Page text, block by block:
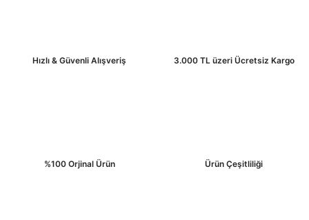
Ürün fiyatı diğer sitelerden daha pahalı.
Hızlı & Güvenli Alışveriş 3.000 TL üzeri Ücretsiz Kargo
%100 Orjinal Ürün Ürün Çeşitliliği